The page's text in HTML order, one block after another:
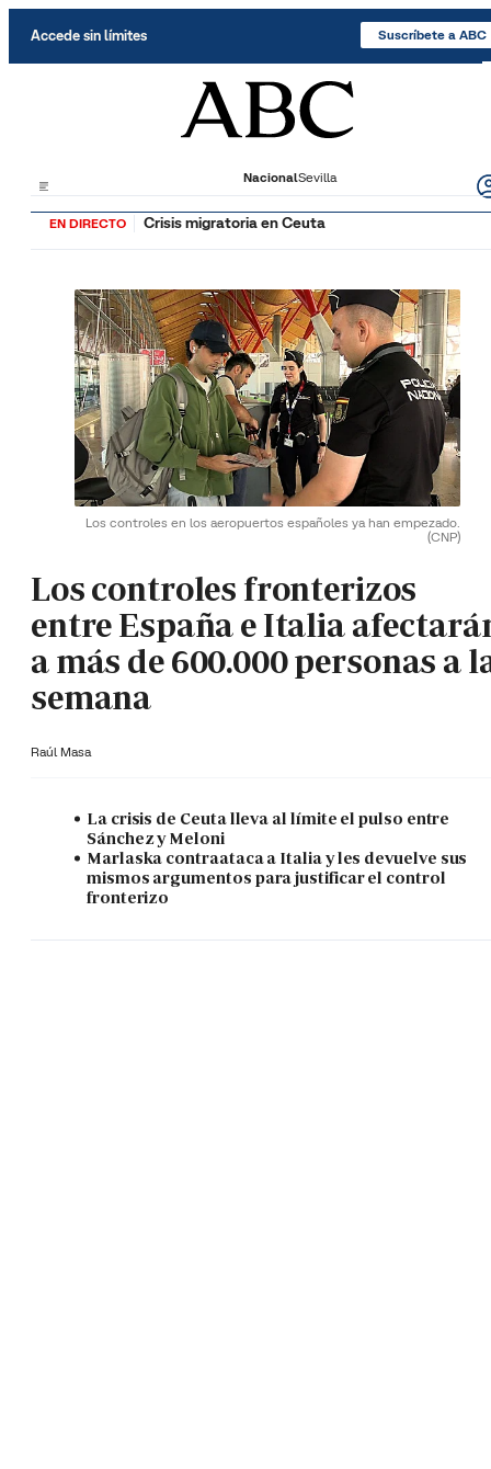
Accede sin límites Suscríbete a ABC
NacionalSevilla
EN DIRECTO Crisis migratoria en Ceuta
Los controles en los aeropuertos españoles ya han empezado.
(CNP)
Los controles fronterizos
entre España e Italia
a más de 600.000 personas a
semana
Raúl Masa
La crisis de Ceuta lleva al límite el pulso entre
Sánchez y Meloni
Marlaska contraataca a Italia y les devuelve sus
mismos argumentos para justificar el control
fronterizo